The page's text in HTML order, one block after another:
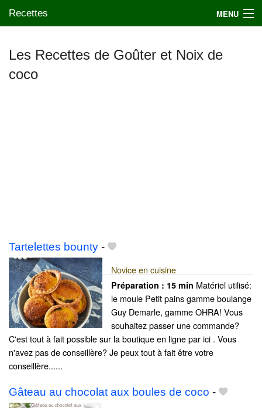
Recettes MENU
Mes blogs préférés
Les Recettes de Goûter et Noix de
coco
Tartelettes bounty -
Novice en cuisine
Préparation : 15 min Matériel utilisé:
le moule Petit pains gamme boulange
Guy Demarle, gamme OHRA! Vous
souhaitez passer une commande?
C'est tout à fait possible sur la boutique en ligne par ici . Vous
n'avez pas de conseillère? Je peux tout à fait être votre
conseillère......
Gâteau au chocolat aux boules de coco -